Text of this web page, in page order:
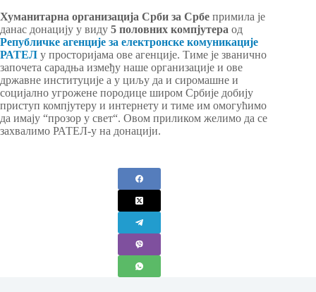
Хуманитарна организација Срби за Србе примила је
данас донацију у виду 5 половних компјутера од
Републичке агенције за електронске комуникације
РАТЕЛ у просторијама ове агенције. Тиме је званично
започета сарадња између наше организације и ове
државне институције а у циљу да и сиромашне и
социјално угрожене породице широм Србије добију
приступ компјутеру и интернету и тиме им омогућимо
да имају “прозор у свет“. Овом приликом желимо да се
захвалимо РАТЕЛ-у на донацији.